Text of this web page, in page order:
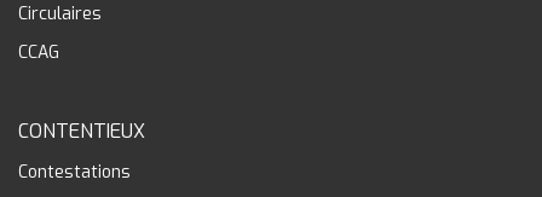
Circulaires
CCAG
CONTENTIEUX
Contestations